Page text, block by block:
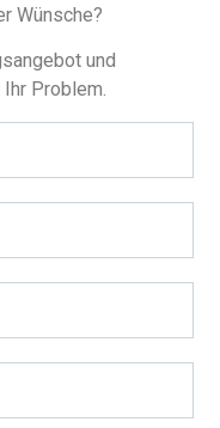
Wünsche?
und
Problem.